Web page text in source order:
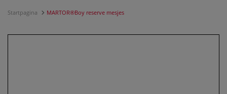
Startpagina MARTOR®Boy reserve mesjes